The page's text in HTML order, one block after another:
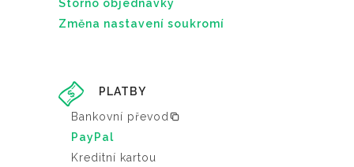
Storno objednávky
Změna nastavení soukromí
PLATBY
Bankovní převod
PayPal
Kreditní kartou